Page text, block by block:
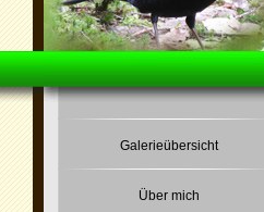
Galerieübersicht
Über mich